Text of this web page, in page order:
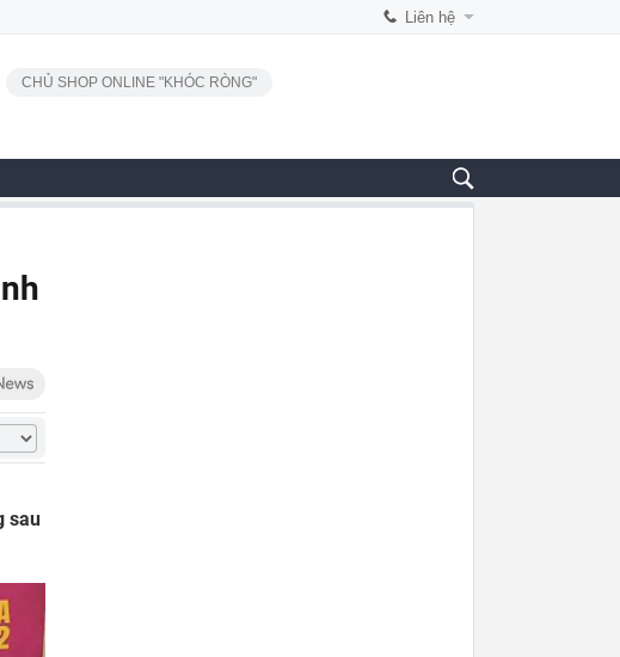
Liên hệ
CHỦ SHOP ONLINE "KHÓC RÒNG"
sau